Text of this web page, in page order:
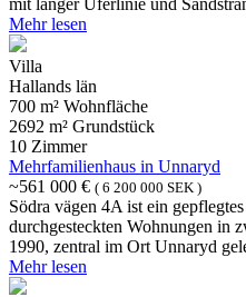
Mehr lesen
Villa
Hallands län
700 m² Wohnfläche
2692 m² Grundstück
10 Zimmer
Mehrfamilienhaus in Unnaryd
~561 000 € ( 6 200 000 SEK )
Södra vägen 4A ist ein
durchgesteckten Wohnungen in
1990, zentral im Ort Unnaryd
Mehr lesen